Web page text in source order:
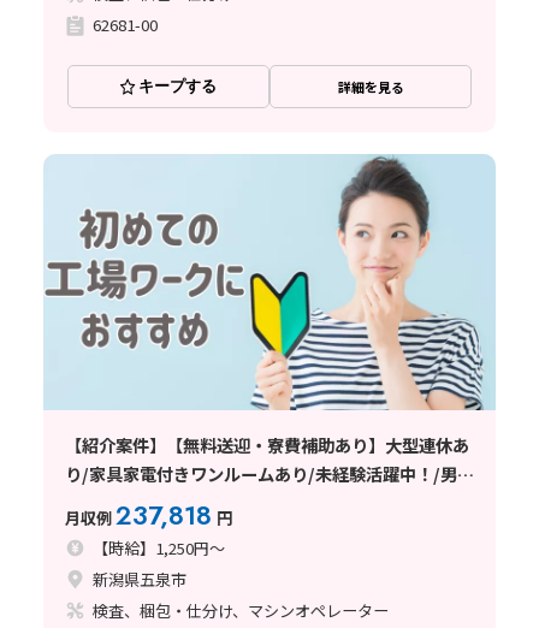
62681-00
キープする 詳細を見る
【紹介案件】【無料送迎・寮費補助あり】大型連休あ
り/家具家電付きワンルームあり/未経験活躍中！/男性
活躍中/無料送迎/制服のまま出勤OK
月収例237,818 円
【時給】1,250円～
新潟県五泉市
検査、梱包・仕分け、マシンオペレーター